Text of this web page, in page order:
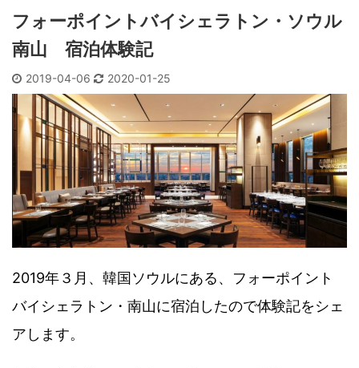
フォーポイントバイシェラトン・ソウル
南山 宿泊体験記
2019-04-06 2020-01-25
2019年３月、韓国ソウルにある、フォーポイント
バイシェラトン・南山に宿泊したので体験記をシェ
アします。